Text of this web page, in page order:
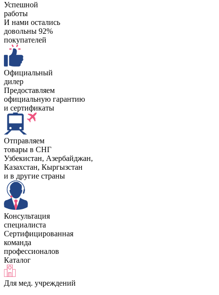
Успешной
работы
И нами остались
довольны 92%
покупателей
Официальный
дилер
Предоставляем
официальную гарантию
и сертификаты
Отправляем
товары в СНГ
Узбекистан, Aзербайджан,
Казахстан, Кыргызстан
и в другие страны
Консультация
специалиста
Сертифицированная
команда
профессионалов
Каталог
Для мед. учреждений